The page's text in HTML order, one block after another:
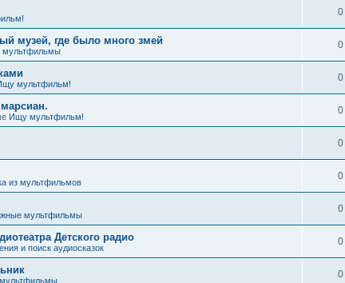
0
музей, где было много змей
мультфильмы
0
мультфильм!
0
Ищу мультфильм!
0
0
из мультфильмов
0
мультфильмы
0
Детского радио
и поиск аудиосказок
0
0